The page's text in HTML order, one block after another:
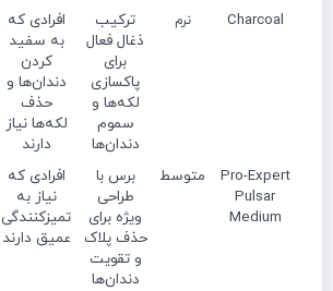
Charcoal نرم
ترکیب
ذغال فعال
برای
پاکسازی
لکه‌ها و
سموم
دندان‌ها
افرادی که
به سفید
کردن
دندان‌ها و
حذف
لکه‌ها نیاز
دارند
Pro-Expert
Pulsar
Medium
متوسط
برس با
طراحی
ویژه برای
حذف پلاک
و تقویت
دندان‌ها
افرادی که
نیاز به
تمیزکنندگی
عمیق دارند